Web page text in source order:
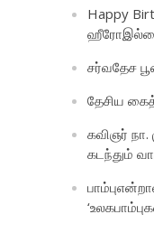
Happy
சர்வதேச
தேசிய
கவிஞர் நா.
கடந்தும்